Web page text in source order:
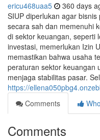
ericu468uaa5 360 days
SIUP diperlukan agar
secara sah dan memenuhi
di sektor keuangan, seperti
investasi, memerlukan Izin
memastikan bahwa usaha
peraturan sektor keuangan
menjaga stabilitas pasar.
https://
Comments
Comments